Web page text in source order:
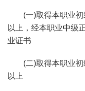
(一)取得本职业初
以上，经本职业中级
业证书
(二)取得本职业初
以上